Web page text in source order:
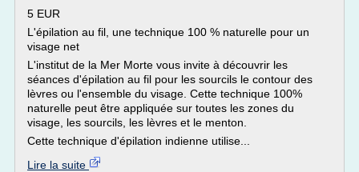
5 EUR
L'épilation au fil, une technique 100 % naturelle pour un
visage net
L'institut de la Mer Morte vous invite à découvrir les
séances d'épilation au fil pour les sourcils le contour des
lèvres ou l'ensemble du visage. Cette technique 100%
naturelle peut être appliquée sur toutes les zones du
visage, les sourcils, les lèvres et le menton.
Cette technique d'épilation indienne utilise...
Lire la suite